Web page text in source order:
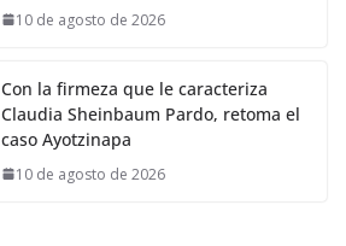
10 de agosto de 2026
Con la firmeza que le caracteriza
Claudia Sheinbaum Pardo, retoma el
caso Ayotzinapa
10 de agosto de 2026